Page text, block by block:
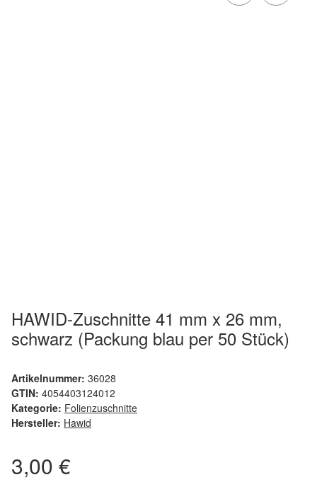
HAWID-Zuschnitte 41 mm x 26 mm,
schwarz (Packung blau per 50 Stück)
Artikelnummer: 36028
GTIN: 4054403124012
Kategorie: Folienzuschnitte
Hersteller: Hawid
3,00 €